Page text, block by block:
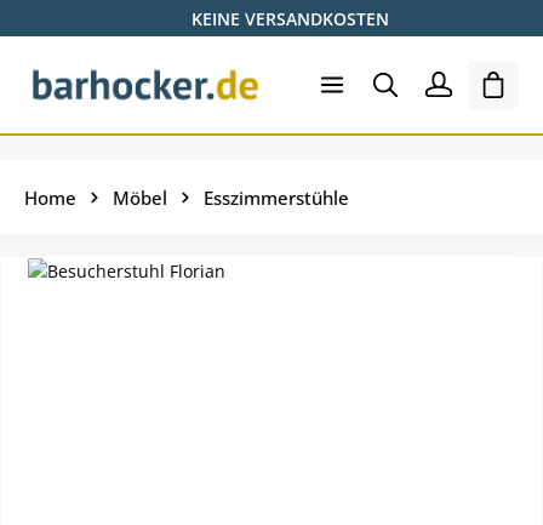
Zum Hauptinhalt springenKEINE VERSANDKOSTEN
Home Möbel Esszimmerstühle